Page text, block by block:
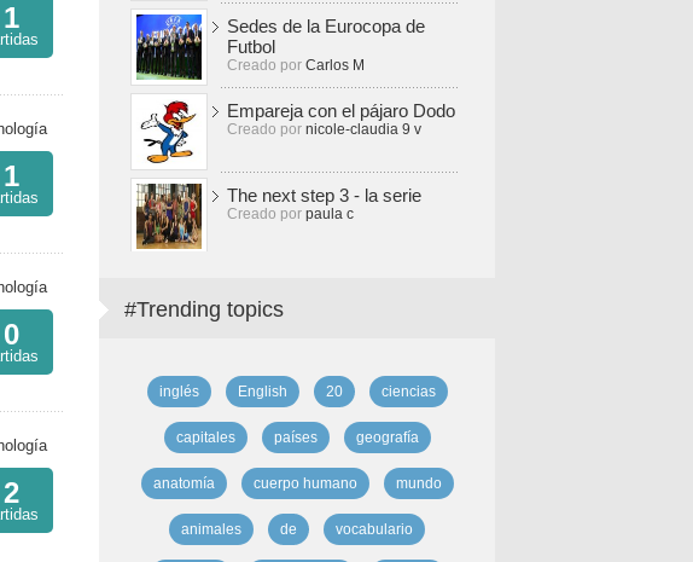
1
1
0
2
Sedes de la Eurocopa de
Futbol
Creado por Carlos M
Empareja con el pájaro Dodo
Creado por nicole-claudia 9 v
The next step 3 - la serie
Creado por paula c
#Trending topics
inglés English 20 ciencias
capitales países geografía
anatomía cuerpo humano mundo
animales de vocabulario